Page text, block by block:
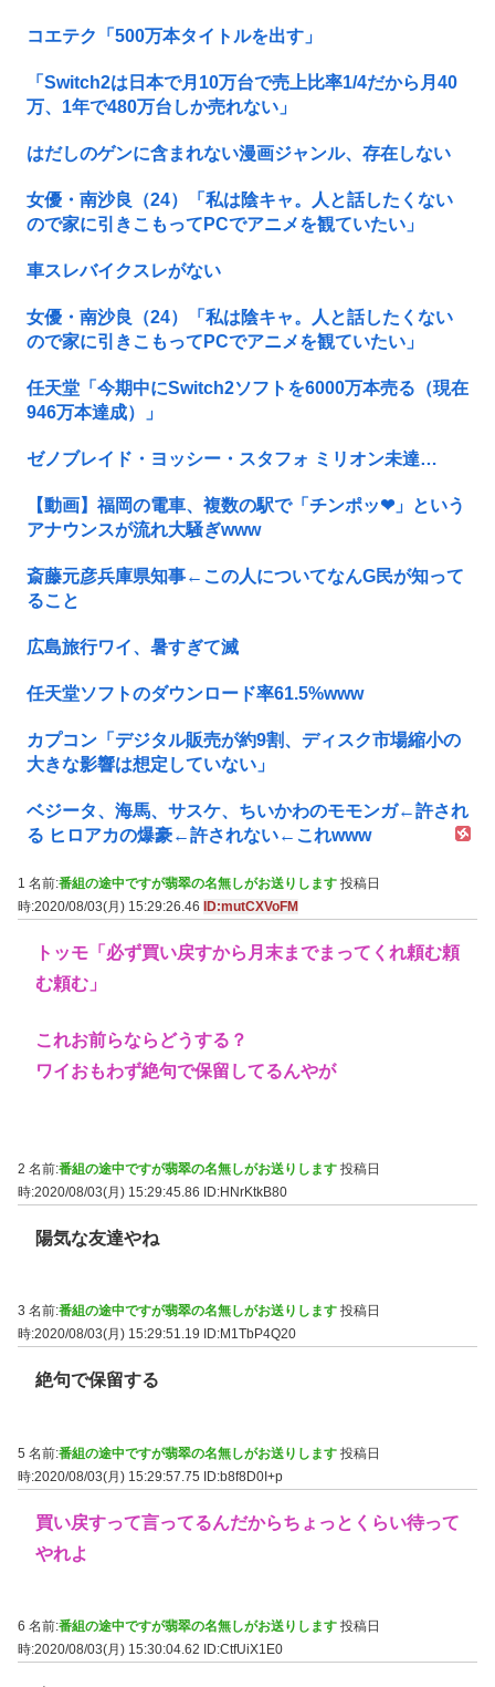
コエテク「500万本タイトルを出す」
「Switch2は日本で月10万台で売上比率1/4だから月40
万、1年で480万台しか売れない」
はだしのゲンに含まれない漫画ジャンル、存在しない
女優・南沙良（24）「私は陰キャ。人と話したくない
ので家に引きこもってPCでアニメを観ていたい」
車スレバイクスレがない
女優・南沙良（24）「私は陰キャ。人と話したくない
ので家に引きこもってPCでアニメを観ていたい」
任天堂「今期中にSwitch2ソフトを6000万本売る（現在
946万本達成）」
ゼノブレイド・ヨッシー・スタフォ ミリオン未達…
【動画】福岡の電車、複数の駅で「チンポッ❤」という
アナウンスが流れ大騒ぎwww
斎藤元彦兵庫県知事←この人についてなんG民が知って
ること
広島旅行ワイ、暑すぎて滅
任天堂ソフトのダウンロード率61.5%www
カプコン「デジタル販売が約9割、ディスク市場縮小の
大きな影響は想定していない」
ベジータ、海馬、サスケ、ちいかわのモモンガ←許され
る ヒロアカの爆豪←許されない←これwww
1 名前:番組の途中ですが翡翠の名無しがお送りします 投稿日
時:2020/08/03(月) 15:29:26.46
ID:mutCXVoFM
トッモ「必ず買い戻すから月末までまってくれ頼む頼
む頼む」
これお前らならどうする？
ワイおもわず絶句で保留してるんやが
2 名前:番組の途中ですが翡翠の名無しがお送りします 投稿日
時:2020/08/03(月) 15:29:45.86 ID:HNrKtkB80
陽気な友達やね
3 名前:番組の途中ですが翡翠の名無しがお送りします 投稿日
時:2020/08/03(月) 15:29:51.19
ID:M1TbP4Q20
絶句で保留する
5 名前:番組の途中ですが翡翠の名無しがお送りします 投稿日
時:2020/08/03(月) 15:29:57.75 ID:b8f8D0I+p
買い戻すって言ってるんだからちょっとくらい待って
やれよ
6 名前:番組の途中ですが翡翠の名無しがお送りします 投稿日
時:2020/08/03(月) 15:30:04.62
ID:CtfUiX1E0